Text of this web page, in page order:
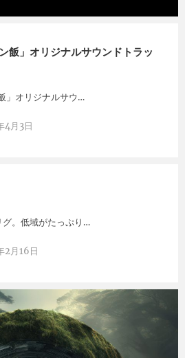
飯」オリジナルサウンドトラッ
」オリジナルサウ…
4月3日
。低域がたっぷり…
2月16日